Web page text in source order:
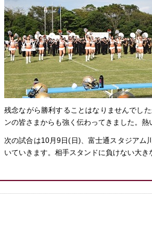
残念ながら勝利することはなりませんでし
ンの皆さまからも強く伝わってきました。熱
次の試合は10月9日(日)、富士通スタジアム
いていきます。相手スタンドに負けない大